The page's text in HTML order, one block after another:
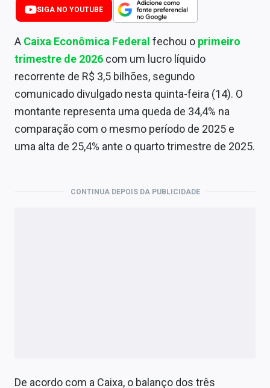
Central dos IPOs
Renda Fixa
Finanças Pessoais
Mercados
Economia
Empresas
SIGA NO YOUTUBE
A Caixa Econômica Federal fechou o primeiro
trimestre de 2026 com um lucro líquido
recorrente de R$ 3,5 bilhões, segundo
comunicado divulgado nesta quinta-feira (14). O
montante representa uma queda de 34,4% na
comparação com o mesmo período de 2025 e
uma alta de 25,4% ante o quarto trimestre de 2025.
CONTINUA DEPOIS DA PUBLICIDADE
De acordo com a Caixa, o balanço dos três